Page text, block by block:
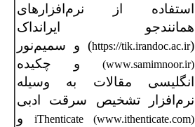
استفاده از نرم‌افزارهای
همانندجو ایرانداک
(
https://tik.irandoc.ac.ir) و سمیم‌نور
(www.samimnoor.ir)
و چکیده
انگلیسی مقالات به وسیله
نرم‌افزار تشخیص سرقت ادبی
iThenticate (www.ithenticate.com) و